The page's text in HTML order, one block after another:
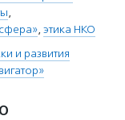
,
, этика НКО
и развития